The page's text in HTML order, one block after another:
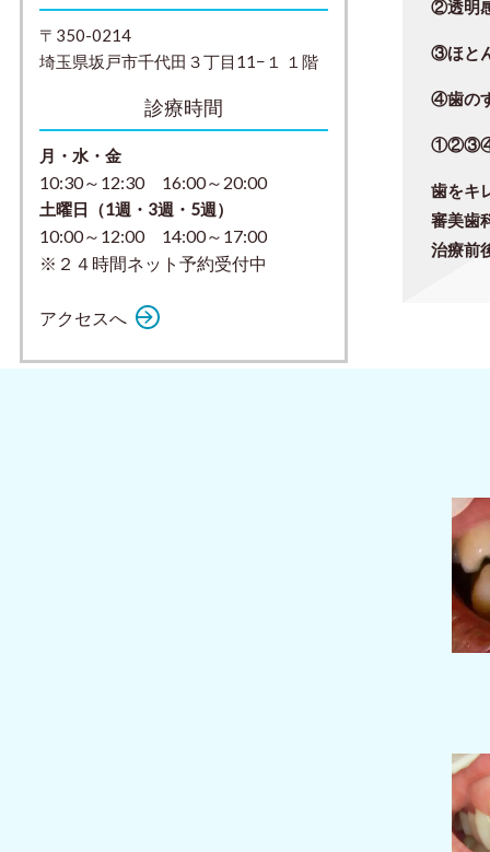
②透明
③ほと
④歯の
①②③④
歯をキ
審美歯
治療前
〒350-0214
埼玉県坂戸市千代田３丁目11−１ １階
診療時間
月・水・金
10:30～12:30 16:00～20:00
土曜日（1週・3週・5週）
10:00～12:00 14:00～17:00
※２４時間ネット予約受付中
アクセスへ